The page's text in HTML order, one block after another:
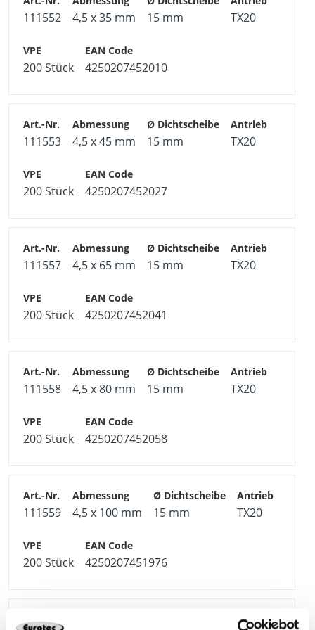
111552 4,5 x 35 mm 15 mm TX20
200 Stück 4250207452010
111553 4,5 x 45 mm 15 mm TX20
200 Stück 4250207452027
111557 4,5 x 65 mm 15 mm TX20
200 Stück 4250207452041
111558 4,5 x 80 mm 15 mm TX20
200 Stück 4250207452058
111559 4,5 x 100 mm 15 mm TX20
200 Stück 4250207451976